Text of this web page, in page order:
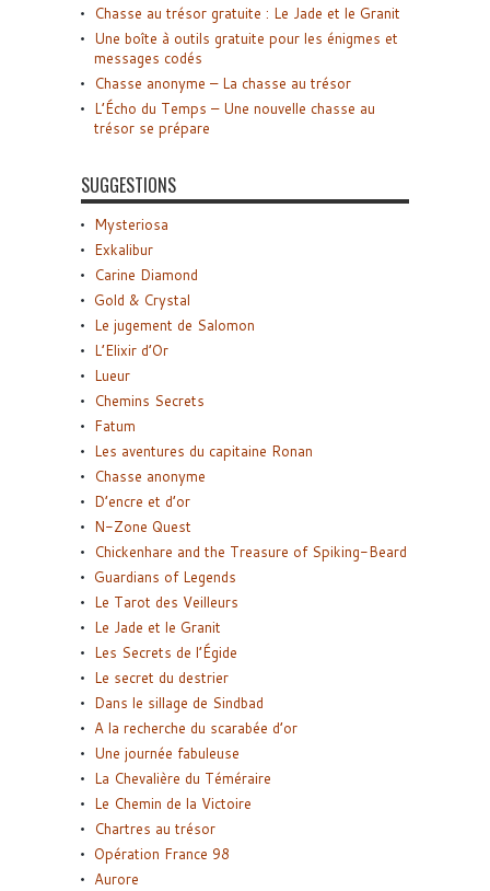
Chasse au trésor gratuite : Le Jade et le Granit
Une boîte à outils gratuite pour les énigmes et
messages codés
Chasse anonyme – La chasse au trésor
L’Écho du Temps – Une nouvelle chasse au
trésor se prépare
SUGGESTIONS
Mysteriosa
Exkalibur
Carine Diamond
Gold & Crystal
Le jugement de Salomon
L’Elixir d’Or
Lueur
Chemins Secrets
Fatum
Les aventures du capitaine Ronan
Chasse anonyme
D’encre et d’or
N-Zone Quest
Chickenhare and the Treasure of Spiking-Beard
Guardians of Legends
Le Tarot des Veilleurs
Le Jade et le Granit
Les Secrets de l’Égide
Le secret du destrier
Dans le sillage de Sindbad
A la recherche du scarabée d’or
Une journée fabuleuse
La Chevalière du Téméraire
Le Chemin de la Victoire
Chartres au trésor
Opération France 98
Aurore